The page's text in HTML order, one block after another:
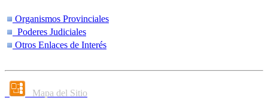
Organismos Provinciales
Poderes Judiciales
Otros Enlaces de Interés
Mapa del Sitio